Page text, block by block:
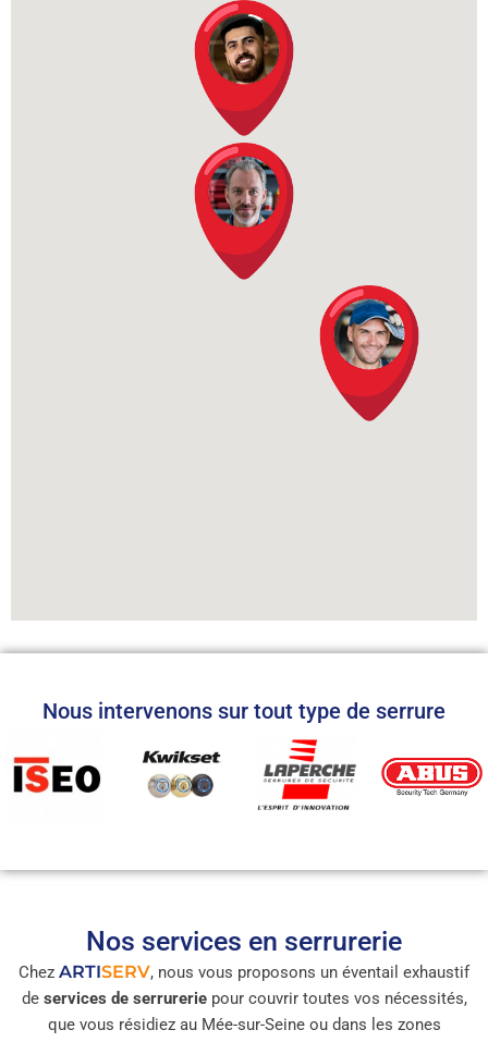
Nous intervenons sur tout type de serrure
Nos services en serrurerie
Chez ARTISERV, nous vous proposons un éventail exhaustif
de services de serrureriepour couvrir toutes vos nécessités,
que vous résidiez au Mée-sur-Seine ou dans les zones